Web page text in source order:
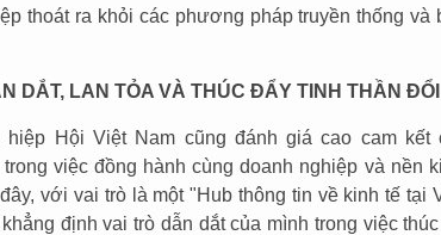
thoát ra khỏi các phương pháp truyền thống
DẮT, LAN TỎA VÀ THÚC ĐẨY TINH THẦN
Hội Việt Nam cũng đánh giá cao cam
trong việc đồng hành cùng doanh nghiệp và nền
với vai trò là một "Hub thông tin về kinh tế tại
định vai trò dẫn dắt của mình trong việc